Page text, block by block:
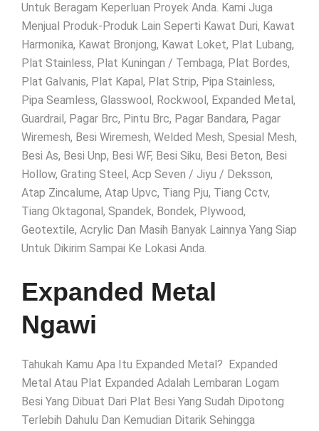
Untuk Beragam Keperluan Proyek Anda. Kami Juga
Menjual Produk-Produk Lain Seperti Kawat Duri, Kawat
Harmonika, Kawat Bronjong, Kawat Loket, Plat Lubang,
Plat Stainless, Plat Kuningan / Tembaga, Plat Bordes,
Plat Galvanis, Plat Kapal, Plat Strip, Pipa Stainless,
Pipa Seamless, Glasswool, Rockwool, Expanded Metal,
Guardrail, Pagar Brc, Pintu Brc, Pagar Bandara, Pagar
Wiremesh, Besi Wiremesh, Welded Mesh, Spesial Mesh,
Besi As, Besi Unp, Besi WF, Besi Siku, Besi Beton, Besi
Hollow, Grating Steel, Acp Seven / Jiyu / Deksson,
Atap Zincalume, Atap Upvc, Tiang Pju, Tiang Cctv,
Tiang Oktagonal, Spandek, Bondek, Plywood,
Geotextile, Acrylic Dan Masih Banyak Lainnya Yang Siap
Untuk Dikirim Sampai Ke Lokasi Anda.
Expanded Metal
Ngawi
Tahukah Kamu Apa Itu Expanded Metal? Expanded
Metal Atau Plat Expanded Adalah Lembaran Logam
Besi Yang Dibuat Dari Plat Besi Yang Sudah Dipotong
Terlebih Dahulu Dan Kemudian Ditarik Sehingga